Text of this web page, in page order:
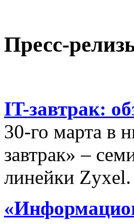
Пресс-
IT-завтрак:
30-го марта в
завтрак» –
линейки Zyxel.